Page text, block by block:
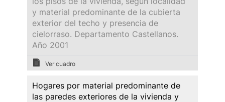
y material predominante de la cubierta
exterior del techo y presencia de
cielorraso. Departamento Castellanos.
Año 2001
Ver cuadro
Hogares por material predominante de
las paredes exteriores de la vivienda y